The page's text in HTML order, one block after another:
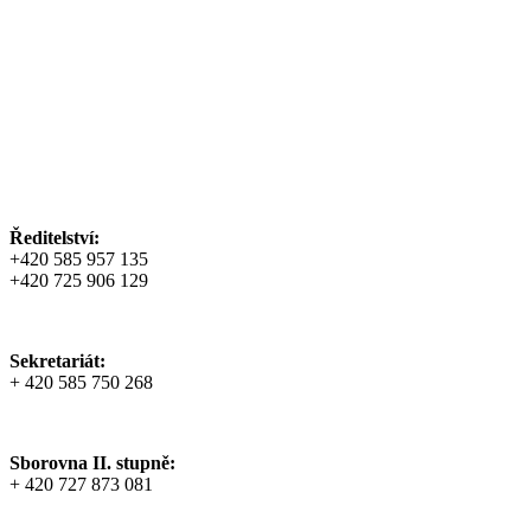
Ředitelství:
+420 585 957 135
+420 725 906 129
Sekretariát:
+ 420 585 750 268
Sborovna II. stupně:
+ 420 727 873 081